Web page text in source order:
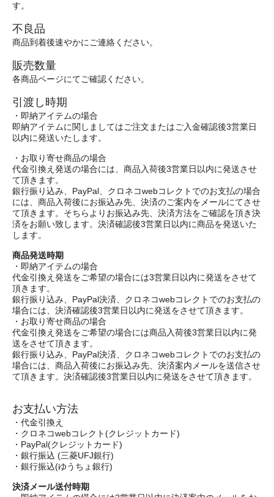
す。
不良品
商品到着後速やかにご連絡ください。
販売数量
各商品ページにてご確認ください。
引渡し時期
・即納アイテムの場合
即納アイテムに関しましてはご注文またはご入金確認後3営業日
以内に発送いたします。
・お取り寄せ商品の場合
代金引換え発送の場合には、商品入荷後3営業日以内に発送させ
て頂きます。
銀行振り込み、PayPal、クロネコwebコレクトでのお支払の場合
には、商品入荷後にお振込み先、決済のご案内をメールにてさせ
て頂きます。そちらよりお振込み先、決済方法をご確認を頂き決
済をお願い致します。決済確認後3営業日以内に商品を発送いた
します。
商品発送時期
・即納アイテムの場合
代金引換え発送をご希望の場合には3営業日以内に発送をさせて
頂きます。
銀行振り込み、PayPal決済、クロネコwebコレクトでのお支払の
場合には、決済確認後3営業日以内に発送をさせて頂きます。
・お取り寄せ商品の場合
代金引換え発送をご希望の場合には商品入荷後3営業日以内に発
送をさせて頂きます。
銀行振り込み、PayPal決済、クロネコwebコレクトでのお支払の
場合には、商品入荷後にお振込み先、決済案内メールを送信させ
て頂きます。決済確認後3営業日以内に発送をさせて頂きます。
お支払い方法
・代金引換え
・クロネコwebコレクト(クレジットカード)
・PayPal(クレジットカード)
・銀行振込 (三菱UFJ銀行)
・銀行振込(ゆうちょ銀行)
決済メール送付時期